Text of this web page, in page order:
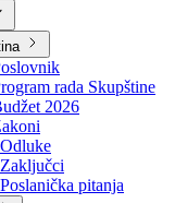
stambeni fond
organizacija
rada Skupštine
2026